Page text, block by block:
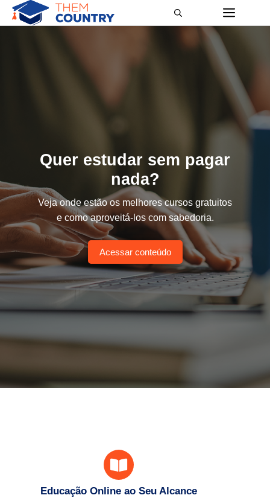
Quer estudar sem pagar
nada?
Veja onde estão os melhores cursos gratuitos
e como aproveitá-los com sabedoria.
Acessar conteúdo
Educação Online ao Seu Alcance